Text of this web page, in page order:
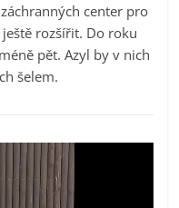
center pro
rozšířit. Do roku
pět. Azyl by v nich
šelem.